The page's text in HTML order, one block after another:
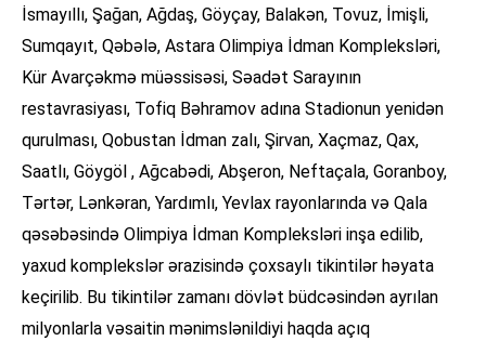
İsmayıllı, Şağan, Ağdaş, Göyçay, Balakən, Tovuz, İmişli,
Sumqayıt, Qəbələ, Astara Olimpiya İdman Kompleksləri,
Kür Avarçəkmə müəssisəsi, Səadət Sarayının
restavrasiyası, Tofiq Bəhramov adına Stadionun yenidən
qurulması, Qobustan İdman zalı, Şirvan, Xaçmaz, Qax,
Saatlı, Göygöl , Ağcabədi, Abşeron, Neftaçala, Goranboy,
Tərtər, Lənkəran, Yardımlı, Yevlax rayonlarında və Qala
qəsəbəsində Olimpiya İdman Kompleksləri inşa edilib,
yaxud komplekslər ərazisində çoxsaylı tikintilər həyata
keçirilib. Bu tikintilər zamanı dövlət büdcəsindən ayrılan
milyonlarla vəsaitin mənimslənildiyi haqda açıq